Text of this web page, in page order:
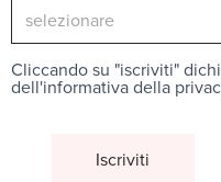
Cliccando su "iscriviti"
dell'informativa della